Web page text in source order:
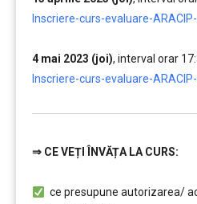
Inscriere-curs-evaluare-
4 mai 2023 (joi), interval orar
Inscriere-curs-evaluare-
⇒ CE VEȚI ÎNVĂȚA LA CURS:
ce presupune autorizarea/